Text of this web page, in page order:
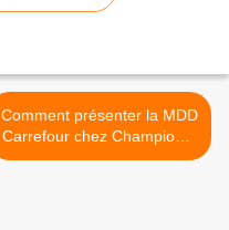
Comment présenter la MDD
Carrefour chez Champion ?
>